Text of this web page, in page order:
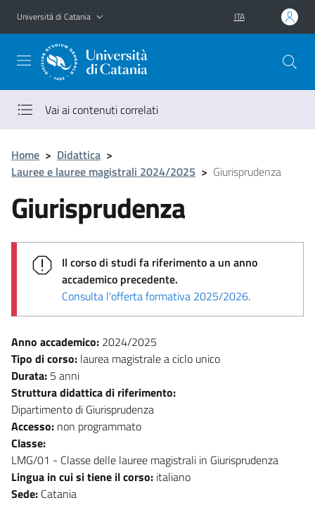
Vai al contenuto principale
Vai al menu di navigazione
Università di Catania ITA
Vai ai contenuti correlati
Home > Didattica >
Lauree e lauree magistrali 2024/2025 > Giurisprudenza
Giurisprudenza
Il corso di studi fa riferimento a un anno
accademico precedente.
Consulta l'offerta formativa 2025/2026.
Anno accademico: 2024/2025
Tipo di corso: laurea magistrale a ciclo unico
Durata: 5 anni
Struttura didattica di riferimento:
Dipartimento di Giurisprudenza
Accesso: non programmato
Classe:
LMG/01 - Classe delle lauree magistrali in Giurisprudenza
Lingua in cui si tiene il corso: italiano
Sede: Catania